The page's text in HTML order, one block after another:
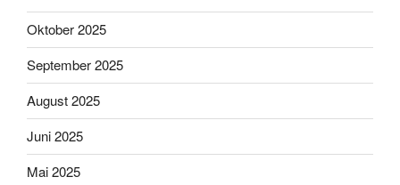
Oktober 2025
September 2025
August 2025
Juni 2025
Mai 2025